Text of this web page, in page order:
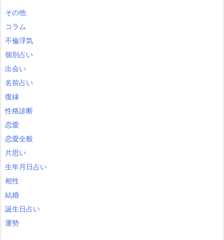
その他
コラム
不倫浮気
個別占い
出会い
名前占い
復縁
性格診断
恋愛
恋愛全般
片思い
生年月日占い
相性
結婚
誕生日占い
運勢